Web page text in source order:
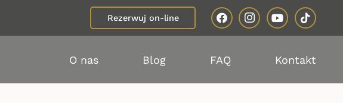
Rezerwuj on-line
O nas Blog FAQ Kontakt